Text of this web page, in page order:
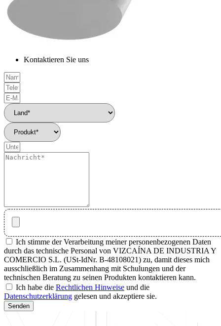
Kontaktieren Sie uns
Ich stimme der Verarbeitung meiner personenbezogenen Daten
durch das technische Personal von VIZCAÍNA DE INDUSTRIA Y
COMERCIO S.L. (USt-IdNr. B-48108021) zu, damit dieses mich
ausschließlich im Zusammenhang mit Schulungen und der
technischen Beratung zu seinen Produkten kontaktieren kann.
Ich habe die Rechtlichen Hinweise und die
Datenschutzerklärung gelesen und akzeptiere sie.
Senden